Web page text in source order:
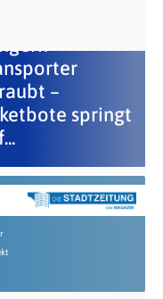
–
–
springt